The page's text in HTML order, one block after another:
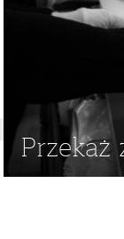
Przekaż